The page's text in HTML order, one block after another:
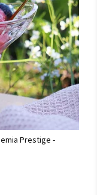
Prestige -